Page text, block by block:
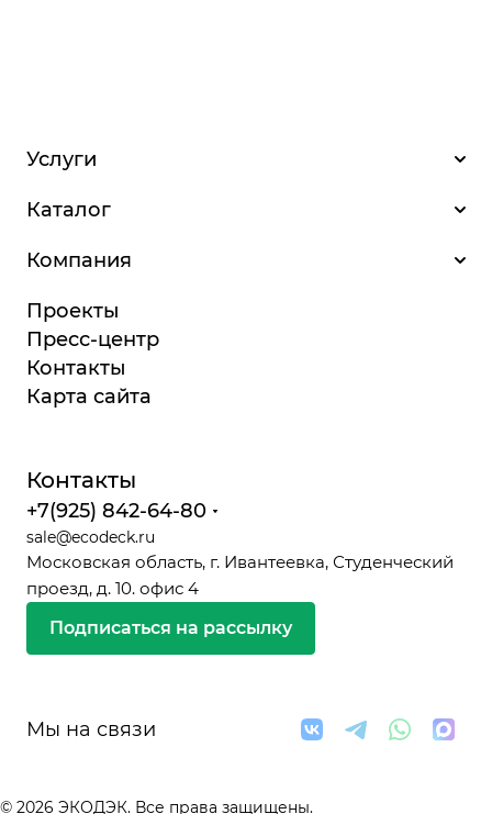
Услуги
Каталог
Компания
Проекты
Пресс-центр
Контакты
Карта сайта
Контакты
+7(925) 842-64-80
sale@ecodeck.ru
Московская область, г. Ивантеевка, Студенческий
проезд, д. 10. офис 4
Подписаться на рассылку
Мы на связи
© 2026 ЭКОДЭК. Все права защищены.